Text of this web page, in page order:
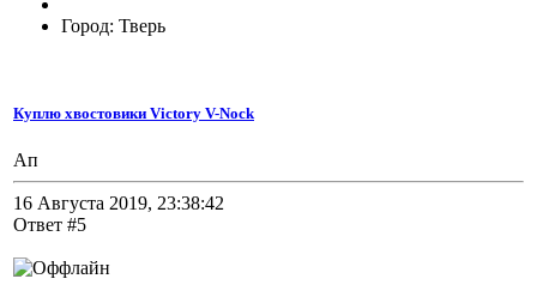
Город: Тверь
Куплю хвостовики Victory V-Nock
Ап
16 Августа 2019, 23:38:42
Ответ #5